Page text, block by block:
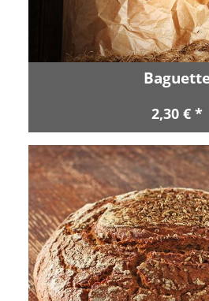
2,30 € *
Zurück